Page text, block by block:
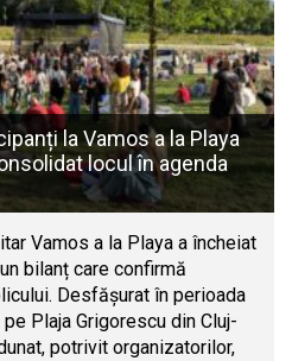
la Vamos a la Playa
locul în agenda
Vamos a la Playa a încheiat
bilanț care confirmă
Desfășurat în perioada
Plaja Grigorescu din Cluj-
potrivit organizatorilor,